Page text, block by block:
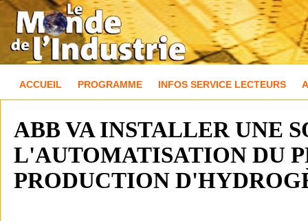
ACCUEIL PROGRAMME INFOS SERVICE LECTEURS
ABB VA INSTALLER UNE
L'AUTOMATISATION DU
PRODUCTION